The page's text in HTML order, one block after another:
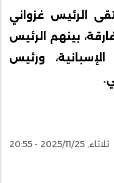
الرئيس غزواني
بينهم الرئيس
ورئيس
ثلاثاء, 2025/11/25 - 20:55